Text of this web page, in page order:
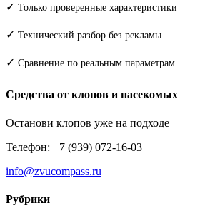
✓ Только проверенные характеристики
✓ Технический разбор без рекламы
✓ Сравнение по реальным параметрам
Средства от клопов и насекомых
Останови клопов уже на подходе
Телефон: +7 (939) 072-16-03
info@zvucompass.ru
Рубрики